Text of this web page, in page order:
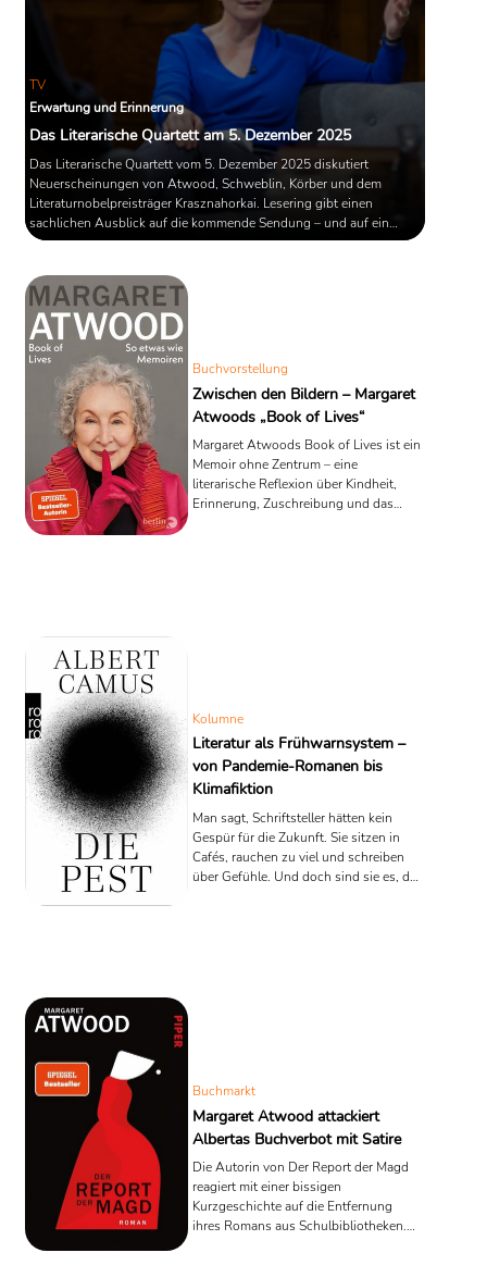
im Jahr 1973 lebte sie mit dem Ornithologen und
Schriftsteller Graeme Gibson (1934–2019) zusammen und bekam
mit ihm eine Tochter (* 1976).[4][5
Quelle: Wikipedia
TV
Erwartung und Erinnerung
Das Literarische Quartett am 5. Dezember 2025
Das Literarische Quartett vom 5. Dezember 2025 diskutiert
Neuerscheinungen von Atwood, Schweblin, Körber und dem
Literaturnobelpreisträger Krasznahorkai. Lesering gibt einen
sachlichen Ausblick auf die kommende Sendung – und auf ein
Buch, das erst noch erscheint.
Buchvorstellung
Zwischen den Bildern – Margaret
Atwoods „Book of Lives“
Margaret Atwoods Book of Lives ist ein
Memoir ohne Zentrum – eine
literarische Reflexion über Kindheit,
Erinnerung, Zuschreibung und das
Kolumne
Literatur als Frühwarnsystem –
von Pandemie-Romanen bis
Klimafiktion
Man sagt, Schriftsteller hätten kein
Gespür für die Zukunft. Sie sitzen in
Cafés, rauchen zu viel und schreiben
über Gefühle. Und doch sind sie es, die
Buchmarkt
Margaret Atwood attackiert
Albertas Buchverbot mit Satire
Die Autorin von Der Report der Magd
reagiert mit einer bissigen
Kurzgeschichte auf die Entfernung
ihres Romans aus Schulbibliotheken.